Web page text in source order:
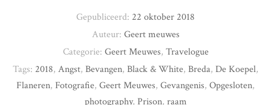
Gepubliceerd: 22 oktober 2018
Auteur: Geert meuwes
Categorie: Geert Meuwes, Travelogue
Tags: 2018, Angst, Bevangen, Black & White, Breda, De Koepel,
Flaneren, Fotografie, Geert Meuwes, Gevangenis, Opgesloten,
photography, Prison, raam